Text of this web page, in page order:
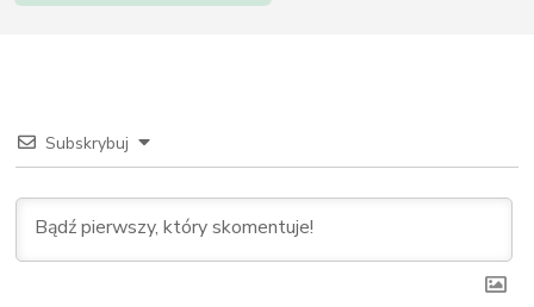
Subskrybuj